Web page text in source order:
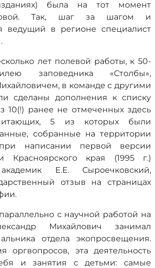
была на тот момент
Так, шаг за шагом и
ведущий в регионе специалист
лет полевой работы, к 50-
заповедника «Столбы»,
в команде с другими
сделаны дополнения к списку
10(!) ранее не отмеченных здесь
5 из которых были
собранные на территории
при написании первой версии
Красноярского края (1995 г.)
Е.Е. Сыроечковский,
отзыв на страницах
с научной работой на
Михайлович занимал
отдела экопросвещения.
оргвопросов, эта деятельность
и занятия с детьми: самые